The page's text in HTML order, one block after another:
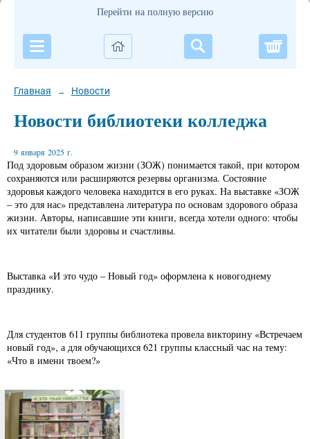
Перейти на полную версию
Главная → Новости
Новости библиотеки колледжа
9 января 2025 г.
Под здоровым образом жизни (ЗОЖ) понимается такой, при котором
сохраняются или расширяются резервы организма. Состояние
здоровья каждого человека находится в его руках. На выставке «ЗОЖ
– это для нас» представлена литература по основам здорового образа
жизни. Авторы, написавшие эти книги, всегда хотели одного: чтобы
их читатели были здоровы и счастливы.
Выставка «И это чудо – Новый год» оформлена к новогоднему
празднику.
Для студентов 611 группы библиотека провела викторину «Встречаем
новый год», а для обучающихся 621 группы классный час на тему:
«Что в имени твоем?»